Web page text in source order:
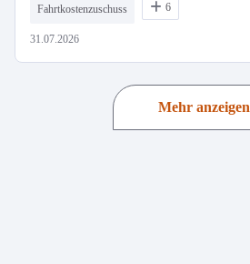
Fahrtkostenzuschuss 6
31.07.2026
Mehr anzeigen